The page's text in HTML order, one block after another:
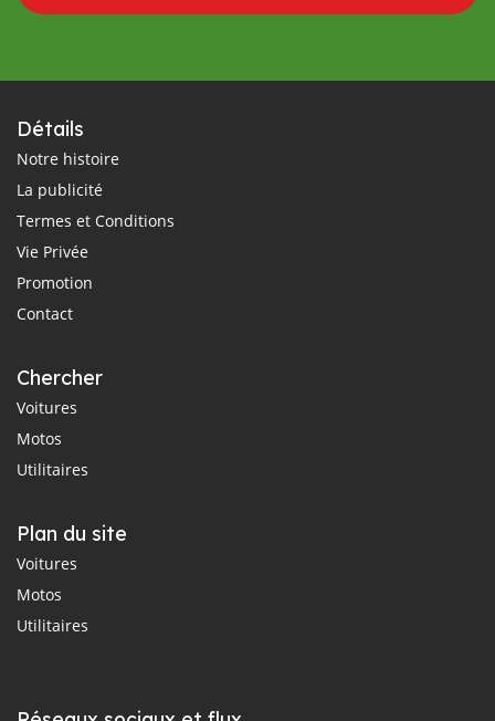
Détails
Notre histoire
La publicité
Termes et Conditions
Vie Privée
Promotion
Contact
Chercher
Voitures
Motos
Utilitaires
Plan du site
Voitures
Motos
Utilitaires